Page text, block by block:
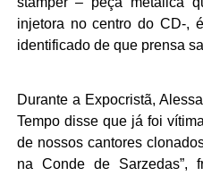
injetora no centro do CD-,
identificado de que prensa
Durante a Expocristã,
Tempo disse que já foi
de nossos cantores
na Conde de Sarzedas”,